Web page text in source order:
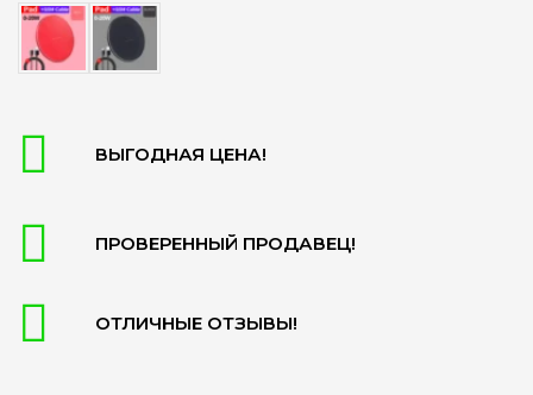
ВЫГОДНАЯ ЦЕНА!
ПРОВЕРЕННЫЙ ПРОДАВЕЦ!
ОТЛИЧНЫЕ ОТЗЫВЫ!